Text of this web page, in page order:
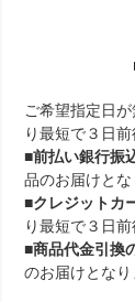
ご希望指定日
り最短で３日
■前払い銀行振
品のお届けとな
■クレジットカ
り最短で３日
■商品代金引換
のお届けとなり